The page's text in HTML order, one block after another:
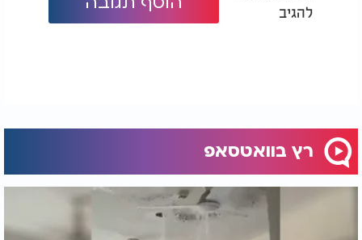
להגיב
רץ בוואטסאפ